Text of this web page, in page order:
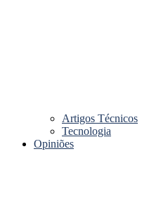
Artigos Técnicos
Tecnologia
Opiniões